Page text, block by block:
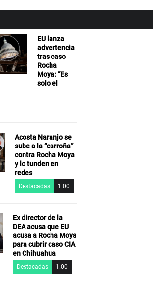
EU lanza
advertencia
tras caso
Rocha
Moya: “Es
solo el
Acosta Naranjo se
sube a la “carroña”
contra Rocha Moya
y lo tunden en
redes
Destacadas 1.00
Ex director de la
DEA acusa que EU
acusa a Rocha Moya
para cubrir caso CIA
en Chihuahua
Destacadas 1.00